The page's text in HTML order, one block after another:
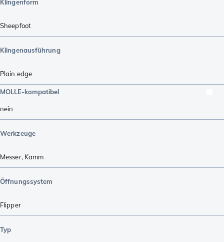
Klingenform
Sheepfoot
Klingenausführung
Plain edge
MOLLE-kompatibel
nein
Werkzeuge
Messer, Kamm
Öffnungssystem
Flipper
Typ